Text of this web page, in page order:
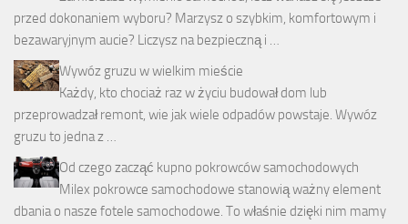
przed dokonaniem wyboru? Marzysz o szybkim, komfortowym i
bezawaryjnym aucie? Liczysz na bezpieczną i …
Wywóz gruzu w wielkim mieście
Każdy, kto chociaż raz w życiu budował dom lub
przeprowadzał remont, wie jak wiele odpadów powstaje. Wywóz
gruzu to jedna z …
Od czego zacząć kupno pokrowców samochodowych
Milex pokrowce samochodowe stanowią ważny element
dbania o nasze fotele samochodowe. To właśnie dzięki nim mamy